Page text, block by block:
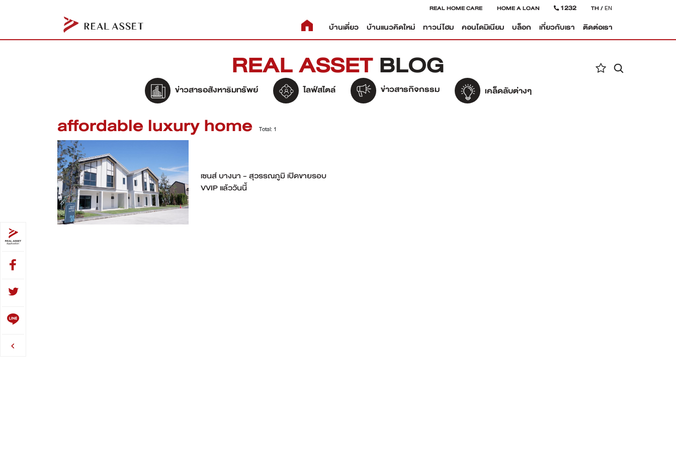
REAL HOME CARE HOME A LOAN 1232 TH/EN
บ้านเดี่ยว บ้านแนวคิดใหม่ ทาวน์โฮม คอนโดมิเนียม บล็อก เกี่ยวกับเรา ติดต่อเรา
REAL ASSETBLOG
ข่าวสารอสังหาริมทรัพย์ ไลฟ์สไตล์ ข่าวสารกิจกรรม เคล็ดลับต่างๆ
affordable luxury home Total: 1
เซนส์ บางนา - สุวรรณภูมิ เปิดขายรอบ
VVIP แล้ววันนี้